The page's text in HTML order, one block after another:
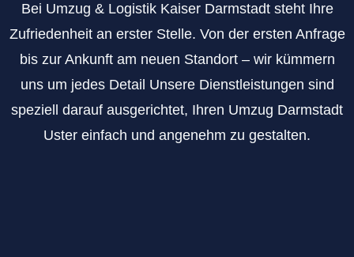
Bei Umzug & Logistik Kaiser Darmstadt steht Ihre
Zufriedenheit an erster Stelle. Von der ersten Anfrage
bis zur Ankunft am neuen Standort – wir kümmern
uns um jedes Detail Unsere Dienstleistungen sind
speziell darauf ausgerichtet, Ihren Umzug Darmstadt
Uster einfach und angenehm zu gestalten.